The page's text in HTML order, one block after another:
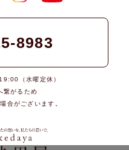
8983
（水曜定休）
繋がるため
合がございます。